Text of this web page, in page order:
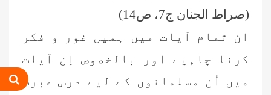
‏(صراط الجنان ج7، ص14) ‏
ان تمام آیات میں ہمیں غور و فکر
کرنا چاہیے اور بالخصوص اِن آیات
میں اُن مسلمانوں کے لیے درس عبرت